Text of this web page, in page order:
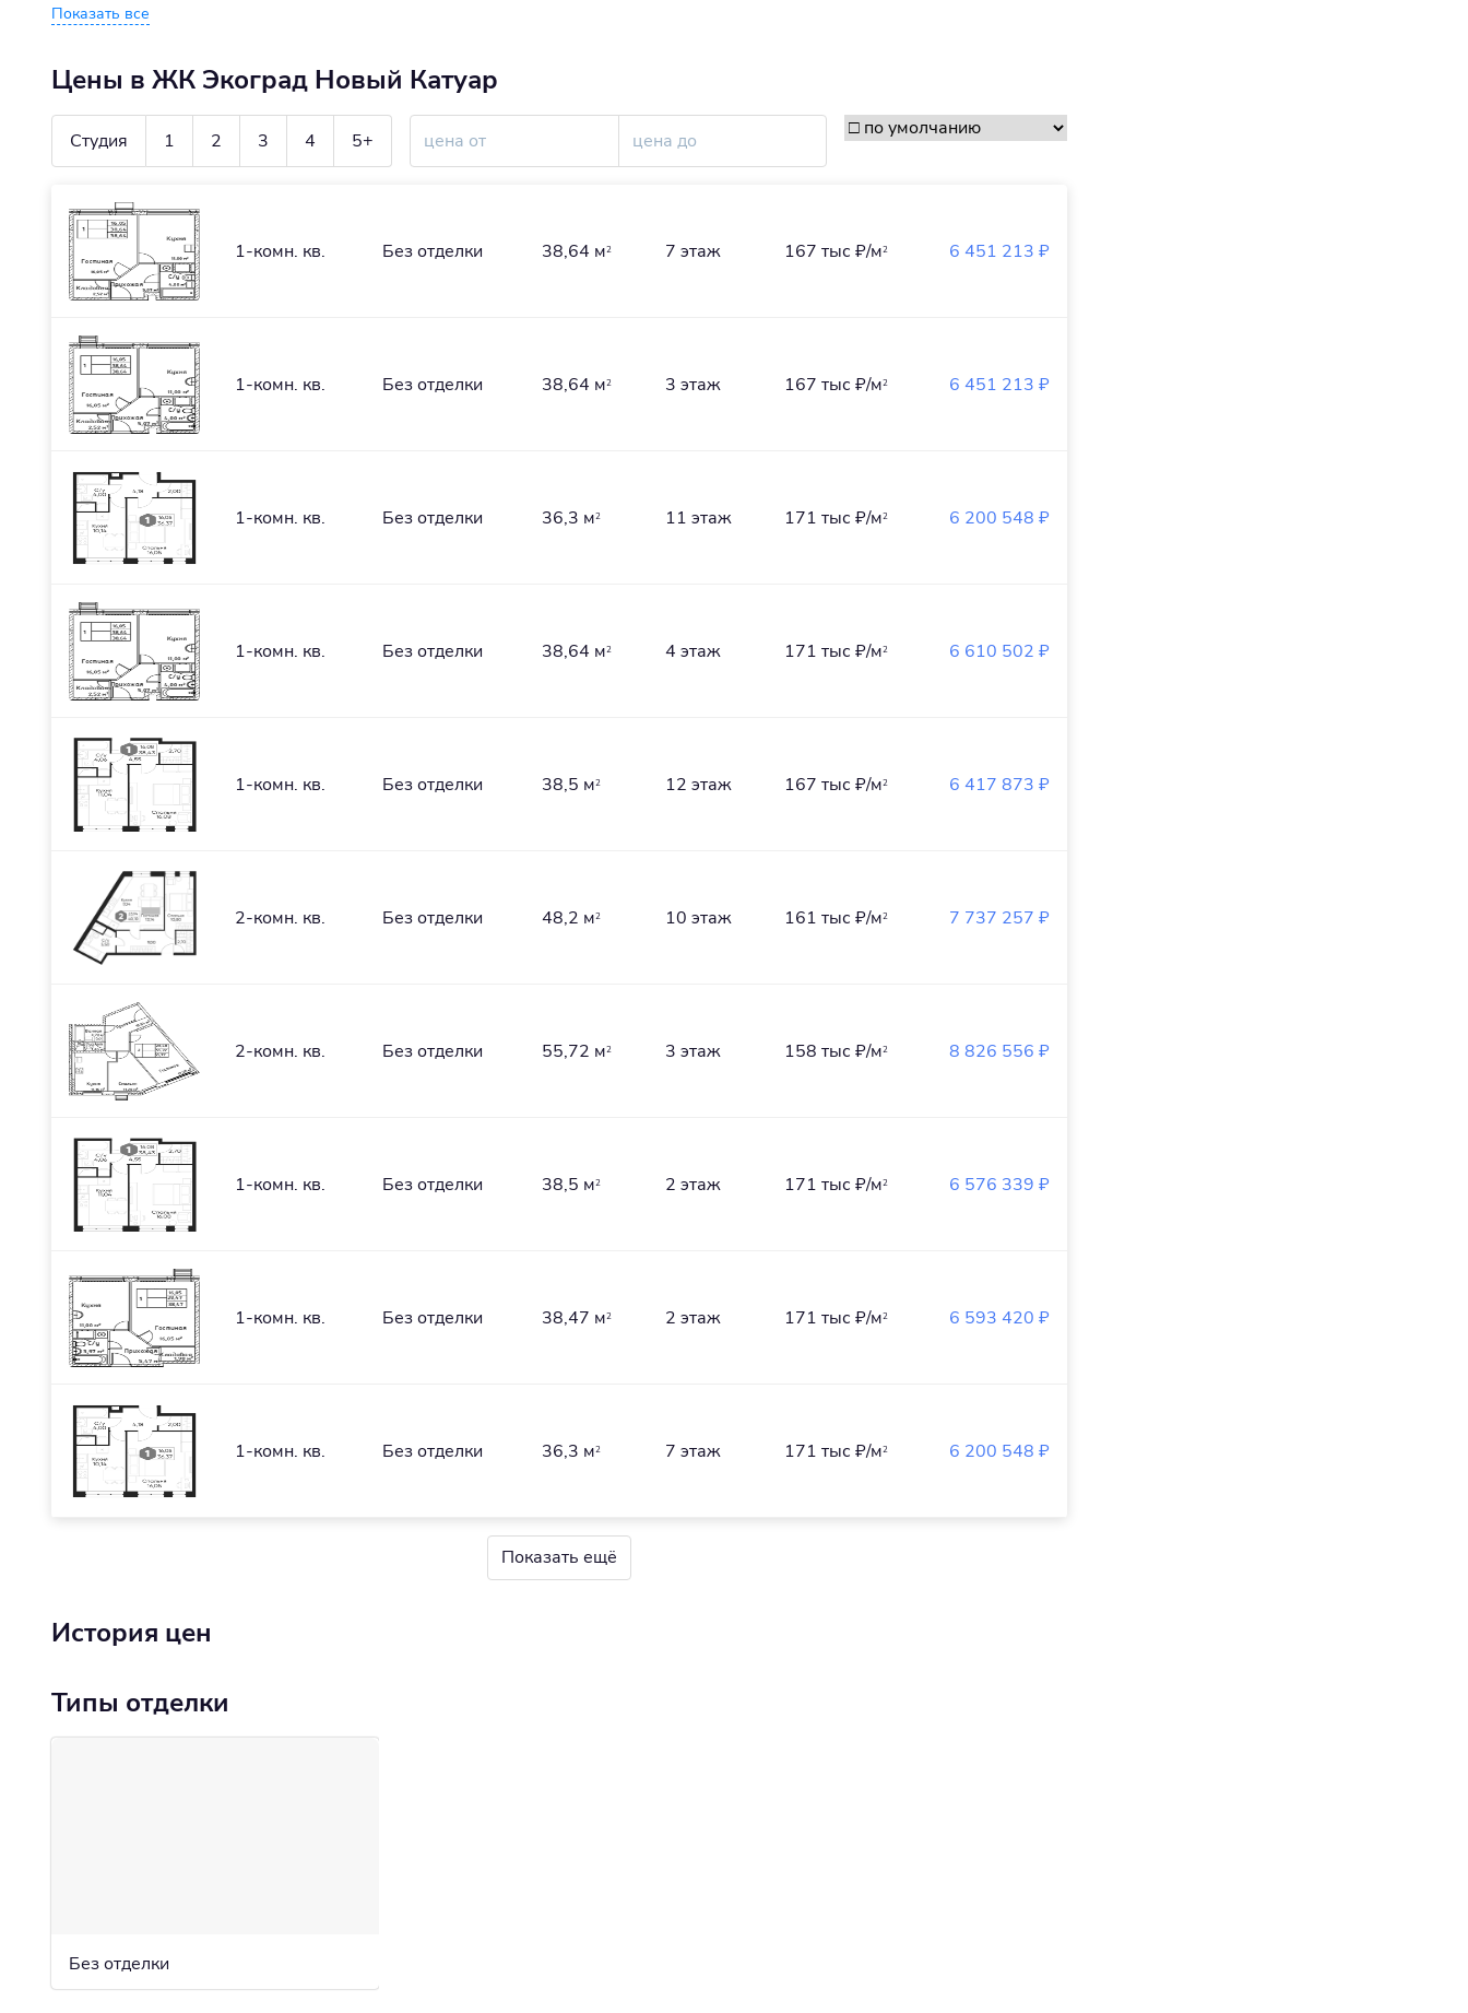
Показать все
Цены в ЖК Экоград Новый Катуар
Студия 1 2 3 4 5+
1-комн. кв. Без отделки 38,64 м2 7 этаж 167 тыс ₽/м2 6 451 213 ₽
1-комн. кв. Без отделки 38,64 м2 3 этаж 167 тыс ₽/м2 6 451 213 ₽
1-комн. кв. Без отделки 36,3 м2 11 этаж 171 тыс ₽/м2 6 200 548 ₽
1-комн. кв. Без отделки 38,64 м2 4 этаж 171 тыс ₽/м2 6 610 502 ₽
1-комн. кв. Без отделки 38,5 м2 12 этаж 167 тыс ₽/м2 6 417 873 ₽
2-комн. кв. Без отделки 48,2 м2 10 этаж 161 тыс ₽/м2 7 737 257 ₽
2-комн. кв. Без отделки 55,72 м2 3 этаж 158 тыс ₽/м2 8 826 556 ₽
1-комн. кв. Без отделки 38,5 м2 2 этаж 171 тыс ₽/м2 6 576 339 ₽
1-комн. кв. Без отделки 38,47 м2 2 этаж 171 тыс ₽/м2 6 593 420 ₽
1-комн. кв. Без отделки 36,3 м2 7 этаж 171 тыс ₽/м2 6 200 548 ₽
Показать ещё
История цен
Типы отделки
Без отделки